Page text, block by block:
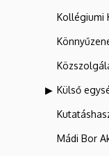
Kollégiumi
Külső
Mádi Bor